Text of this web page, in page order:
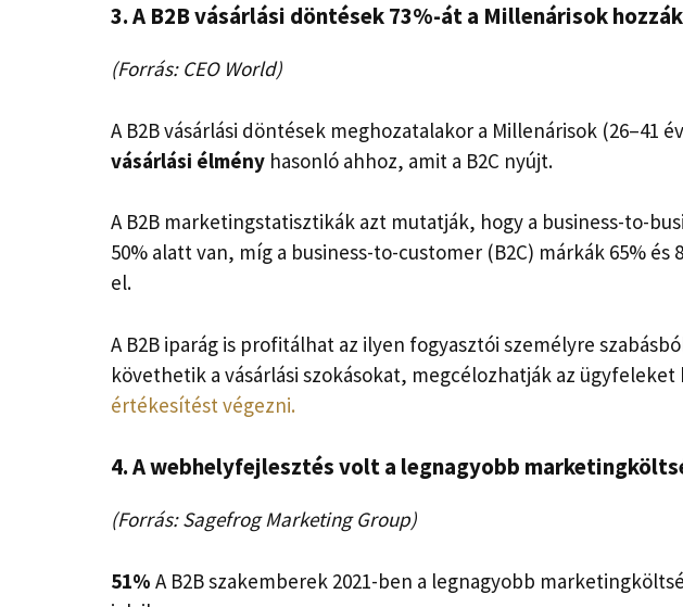
3. A B2B vásárlási döntések 73%-át a Millenárisok
(Forrás: CEO World)
A B2B vásárlási döntések meghozatalakor a Millenárisok (26–41
vásárlási élmény hasonló ahhoz, amit a B2C nyújt.
A B2B marketingstatisztikák azt mutatják, hogy a business-to-
50% alatt van, míg a business-to-customer (B2C) márkák 65%
el.
A B2B iparág is profitálhat az ilyen fogyasztói személyre
követhetik a vásárlási szokásokat, megcélozhatják az
értékesítést végezni.
4. A webhelyfejlesztés volt a legnagyobb
(Forrás: Sagefrog Marketing Group)
51% A B2B szakemberek 2021-ben a legnagyobb